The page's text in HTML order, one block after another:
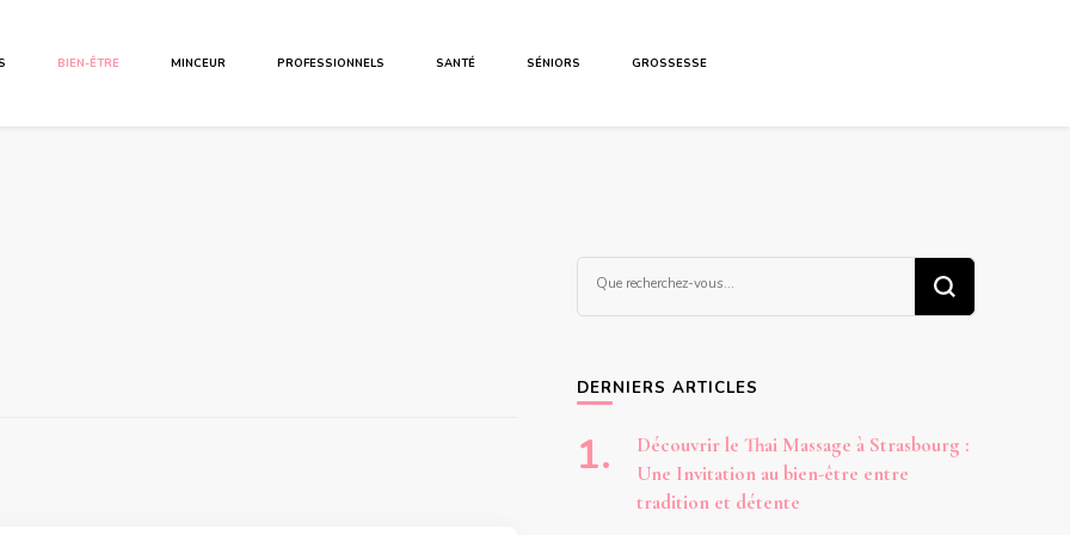
BIEN-ÊTRE MINCEUR PROFESSIONNELS SANTÉ SÉNIORS GROSSESSE
DERNIERS ARTICLES
Découvrir le Thai Massage à Strasbourg :
Une Invitation au bien-être entre
tradition et détente